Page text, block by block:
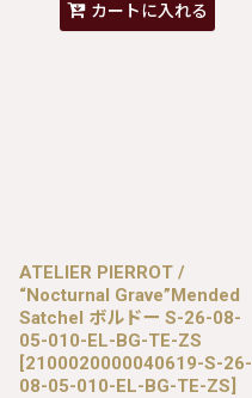
カートに入れる
ATELIER PIERROT /
“Nocturnal Grave”Mended
Satchel ボルドー S-26-08-
05-010-EL-BG-TE-ZS
[2100020000040619-S-26-
08-05-010-EL-BG-TE-ZS]